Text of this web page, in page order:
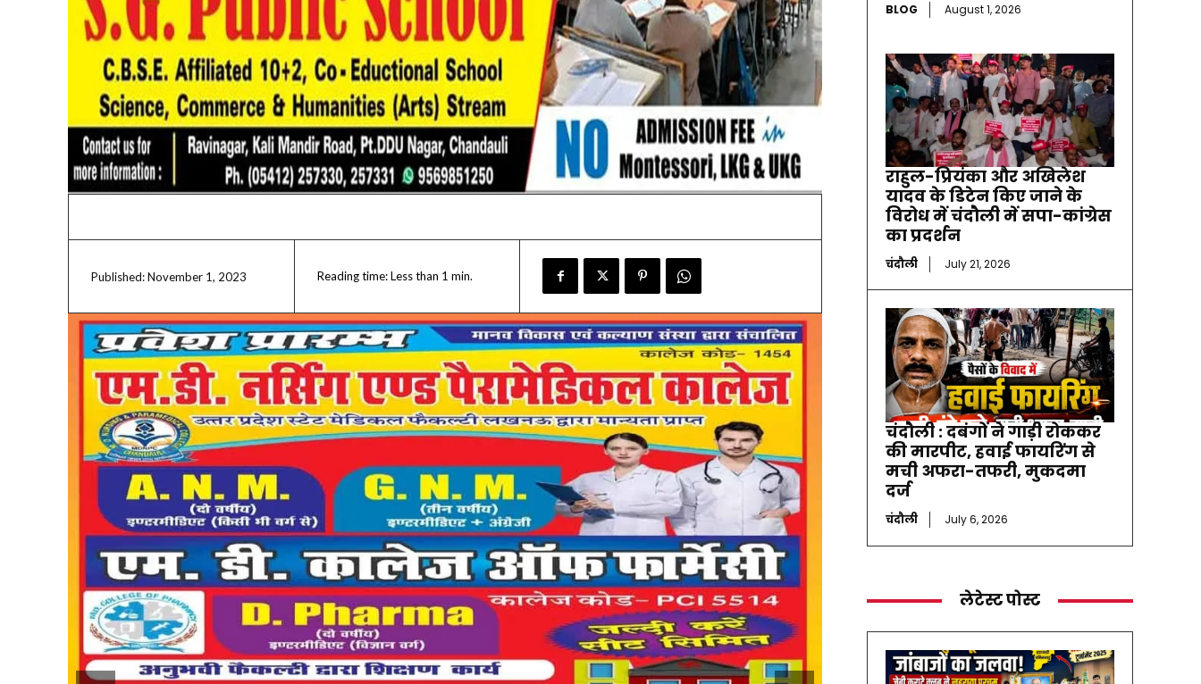
Published:November 1, 2023 Reading time:Less than 1 min.
BLOG August 1, 2026
राहुल-प्रियंका और अखिलेश
यादव के डिटेन किए जाने के
विरोध में चंदौली में सपा-कांग्रेस
का प्रदर्शन
चंदौली July 21, 2026
चंदौली : दबंगों ने गाड़ी रोककर
की मारपीट, हवाई फायरिंग से
मची अफरा-तफरी, मुकदमा
दर्ज
चंदौली July 6, 2026
लेटेस्ट पोस्ट